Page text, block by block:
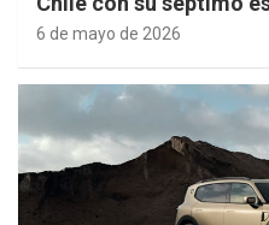
6 de mayo de 2026